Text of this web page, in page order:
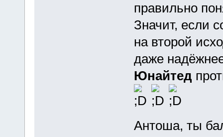
правильно
Значит, если
на второй
даже
Юнайтед
Антоша, ты